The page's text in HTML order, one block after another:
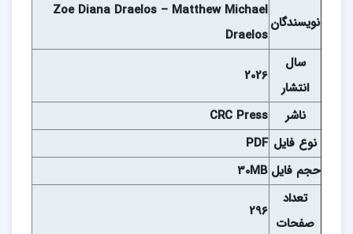
نويسندگان
Zoe Diana Draelos – Matthew Michael
Draelos
سال
انتشار
2026
ناشر
CRC Press
نوع فايل PDF
حجم فايل 30MB
تعداد
صفحات
296